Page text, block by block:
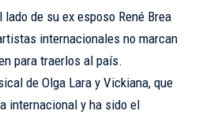
de su ex esposo René Brea
internacionales no marcan
para traerlos al país.
de Olga Lara y Vickiana, que
internacional y ha sido el